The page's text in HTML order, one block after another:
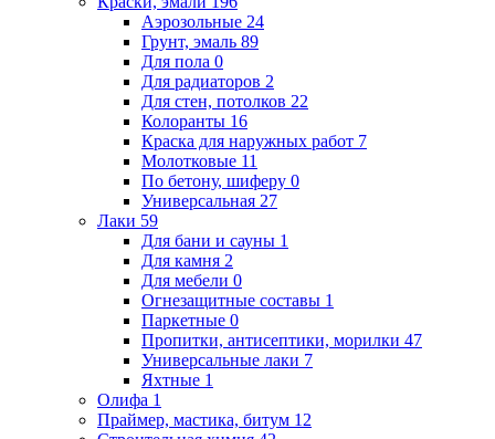
Аэрозольные 24
Грунт, эмаль 89
Для пола 0
Для радиаторов 2
Для стен, потолков 22
Колоранты 16
Краска для наружных работ 7
Молотковые 11
По бетону, шиферу 0
Универсальная 27
Лаки 59
Для бани и сауны 1
Для камня 2
Для мебели 0
Огнезащитные составы 1
Паркетные 0
Пропитки, антисептики, морилки 47
Универсальные лаки 7
Яхтные 1
Олифа 1
Праймер, мастика, битум 12